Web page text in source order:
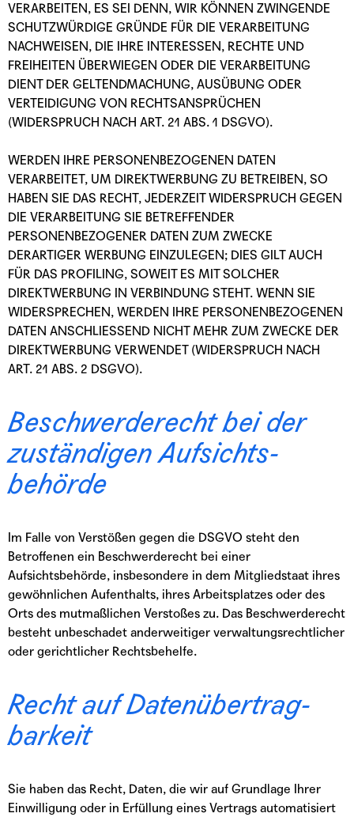
VERARBEITEN, ES SEI DENN, WIR KÖNNEN ZWINGENDE
SCHUTZWÜRDIGE GRÜNDE FÜR DIE VERARBEITUNG
NACHWEISEN, DIE IHRE INTERESSEN, RECHTE UND
FREIHEITEN ÜBERWIEGEN ODER DIE VERARBEITUNG
DIENT DER GELTENDMACHUNG, AUSÜBUNG ODER
VERTEIDIGUNG VON RECHTSANSPRÜCHEN
(WIDERSPRUCH NACH ART. 21 ABS. 1 DSGVO).
WERDEN IHRE PERSONENBEZOGENEN DATEN
VERARBEITET, UM DIREKTWERBUNG ZU BETREIBEN, SO
HABEN SIE DAS RECHT, JEDERZEIT WIDERSPRUCH GEGEN
DIE VERARBEITUNG SIE BETREFFENDER
PERSONENBEZOGENER DATEN ZUM ZWECKE
DERARTIGER WERBUNG EINZULEGEN; DIES GILT AUCH
FÜR DAS PROFILING, SOWEIT ES MIT SOLCHER
DIREKTWERBUNG IN VERBINDUNG STEHT. WENN SIE
WIDERSPRECHEN, WERDEN IHRE PERSONENBEZOGENEN
DATEN ANSCHLIESSEND NICHT MEHR ZUM ZWECKE DER
DIREKTWERBUNG VERWENDET (WIDERSPRUCH NACH
ART. 21 ABS. 2 DSGVO).
Beschwerde­recht bei der
zuständigen Aufsichts­
behörde
Im Falle von Verstößen gegen die DSGVO steht den
Betroffenen ein Beschwerderecht bei einer
Aufsichtsbehörde, insbesondere in dem Mitgliedstaat ihres
gewöhnlichen Aufenthalts, ihres Arbeitsplatzes oder des
Orts des mutmaßlichen Verstoßes zu. Das Beschwerderecht
besteht unbeschadet anderweitiger verwaltungsrechtlicher
oder gerichtlicher Rechtsbehelfe.
Recht auf Daten­übertrag­
barkeit
Sie haben das Recht, Daten, die wir auf Grundlage Ihrer
Einwilligung oder in Erfüllung eines Vertrags automatisiert